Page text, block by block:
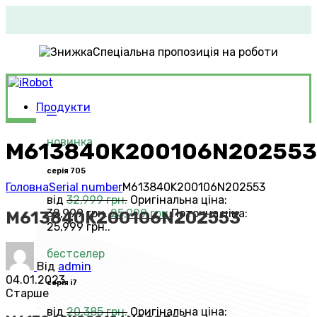
Спеціальна пропозиція на роботи
Продукти
новинка
серія 705
від 32,999грн. Оригінальна ціна:
32,999 грн..25,999грн.Поточна ціна:
25,999 грн..
бестселер
серія i7
від 20,385грн. Оригінальна ціна:
M613840K200106N202553
ГоловнаSerial numberM613840K200106N202553
M613840K200106N202553
Від admin
04.01.2023
Старше